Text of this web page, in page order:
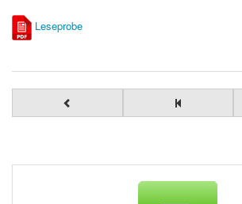
Leseprobe